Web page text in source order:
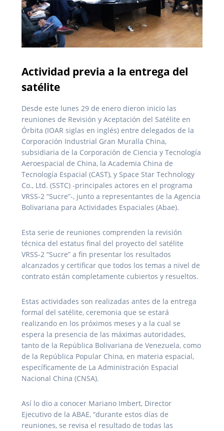
Actividad previa a la entrega del
satélite
Desde este lunes 29 de enero dieron inicio las
reuniones de Revisión y Aceptación del Satélite en
Órbita (IOAR siglas en inglés) entre delegados de la
Corporación Industrial Gran Muralla China,
subsidiaria de la Corporación de Ciencia y Tecnología
Aeroespacial de China, la Academia China de
Tecnología Espacial (CAST), y Space Star Technology
Co., Ltd. (SSTC) -principales actores en el programa
VRSS-2 “Sucre”-, junto a representantes de la Agencia
Bolivariana para Actividades Espaciales (Abae).
Esta serie de reuniones comprenden la revisión
técnica del estatus final del proyecto del satélite
VRSS-2 “Sucre” a fin presentar los resultados
alcanzados y certificar que todos los temas a nivel de
contrato están completamente cubiertos y resueltos.
Estas actividades son realizadas antes de la entrega
formal del satélite, ceremonia que se estará
realizando en los próximos meses y a la cual se
espera la presencia de las máximas autoridades,
tanto de la República Bolivariana de Venezuela, como
de la República Popular China, en materia espacial,
específicamente de La Administración Espacial
Nacional China (CNSA).
Así lo dio a conocer Mariano Imbert, Director
Ejecutivo de la ABAE, “durante estos días de
reuniones, se revisa el resultado de todas las